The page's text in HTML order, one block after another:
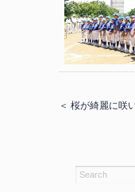
＜ 桜が綺麗に咲